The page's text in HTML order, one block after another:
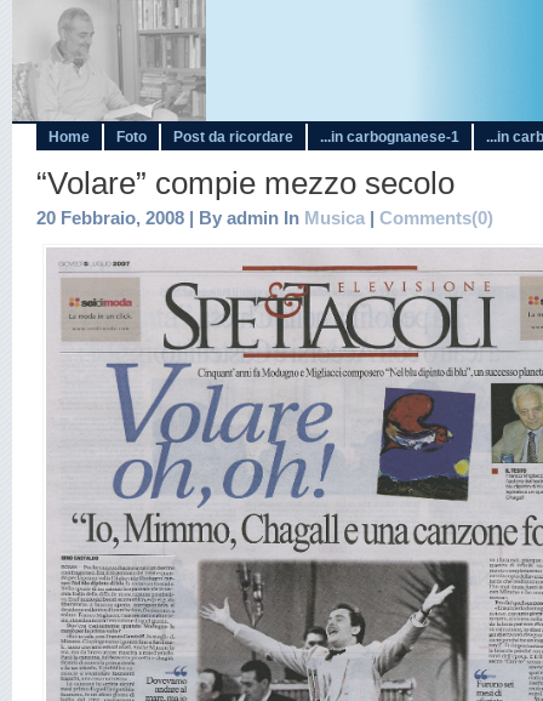
Home Foto Post da ricordare ...in carbognanese-1 ...in
“Volare” compie mezzo secolo
20 Febbraio, 2008 | By admin In Musica | Comments(0)